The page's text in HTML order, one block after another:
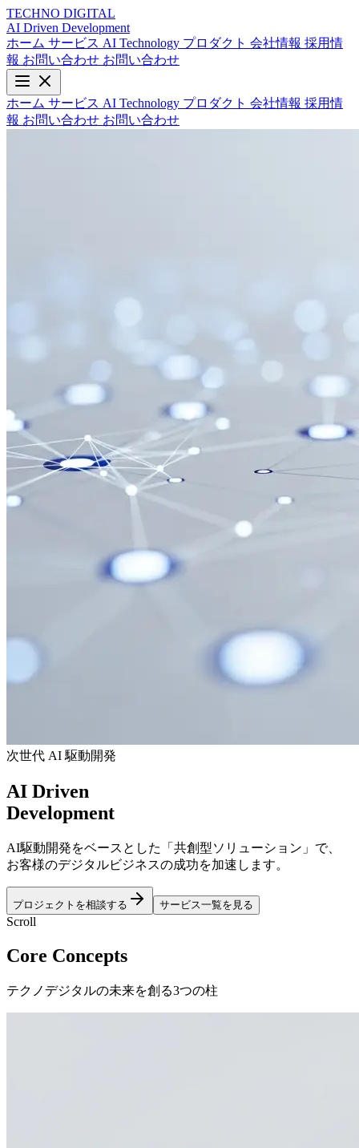
TECHNO DIGITAL
AI Driven Development
ホーム サービス AI Technology プロダクト 会社情報 採用情
報 お問い合わせ お問い合わせ
ホーム サービス AI Technology プロダクト 会社情報 採用情
報 お問い合わせ お問い合わせ
次世代 AI 駆動開発
AI Driven
Development
AI駆動開発をベースとした「共創型ソリューション」で、
お客様のデジタルビジネスの成功を加速します。
プロジェクトを相談する サービス一覧を見る
Scroll
Core Concepts
テクノデジタルの未来を創る3つの柱